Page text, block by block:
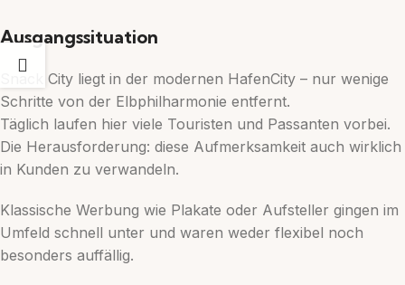
Ausgangssituation
Snack City liegt in der modernen HafenCity – nur wenige
Schritte von der Elbphilharmonie entfernt.
Täglich laufen hier viele Touristen und Passanten vorbei.
Die Herausforderung: diese Aufmerksamkeit auch wirklich
in Kunden zu verwandeln.
Klassische Werbung wie Plakate oder Aufsteller gingen im
Umfeld schnell unter und waren weder flexibel noch
besonders auffällig.